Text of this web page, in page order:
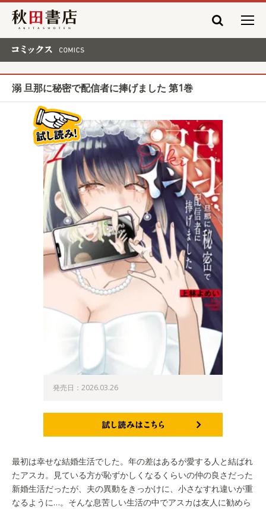
秋田書店
溺 旦那に秘密で配信者に捧げました 第1巻
発売日：2026.03.26
最初は幸せな結婚生活でした。年の差はあるが愛する人と結ばれ
たアスカ。見ている方が恥ずかしくなるくらいの仲の良さだった
新婚生活だったが、夫の異動をきっかけに、小さなすれ違いが重
なるように…。そんな息苦しい生活の中でアスカは友人に勧めら